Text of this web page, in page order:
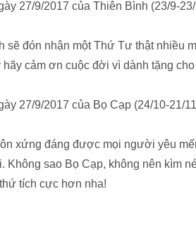
27/9/2017 của Thiên Bình (23/9-
sẽ đón nhận một Thứ Tư thật nhiều
hãy cảm ơn cuộc đời vì dành tặng
27/9/2017 của Bọ Cạp (24/10-21/
xứng đáng được mọi người yêu
Không sao Bọ Cạp, không nên kìm
tích cực hơn nha!